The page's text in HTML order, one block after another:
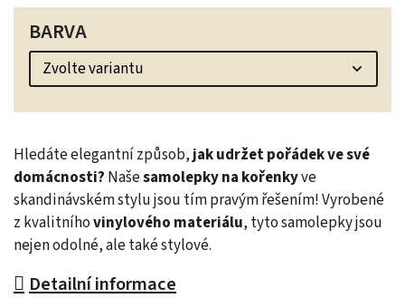
Hledáte elegantní způsob,jak udržet pořádek ve své
domácnosti? Našesamolepky na kořenkyve
skandinávském stylu jsou tím pravým řešením! Vyrobené
z kvalitníhovinylového materiálu, tyto samolepky jsou
nejen odolné, ale také stylové.
Detailní informace
BARVA